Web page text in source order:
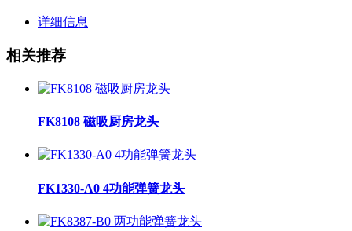
详细信息
相关推荐
FK8108 磁吸厨房龙头
FK1330-A0 4功能弹簧龙头